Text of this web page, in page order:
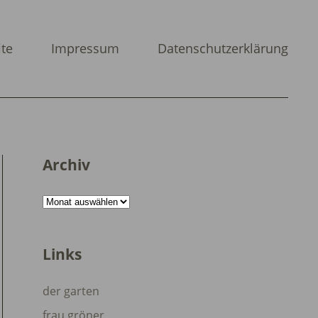
Impressum Datenschutzerklärung
Archiv
Archiv
Links
der garten